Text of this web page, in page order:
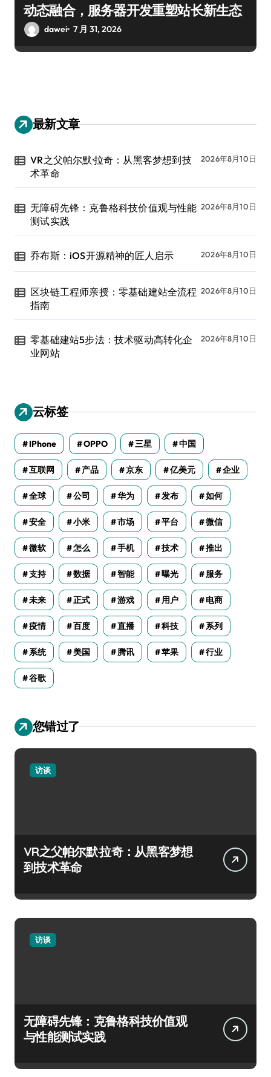
动态融合，服务器开发重塑站长新生态
dawei 7 月 31, 2026
最新文章
VR之父帕尔默·拉奇：从黑客梦想到技
术革命
2026年8月10日
无障碍先锋：克鲁格科技价值观与性能
测试实践
2026年8月10日
乔布斯：iOS开源精神的匠人启示 2026年8月10日
区块链工程师亲授：零基础建站全流程
指南
2026年8月10日
零基础建站5步法：技术驱动高转化企
业网站
2026年8月10日
云标签
IPhone OPPO 三星 中国
互联网 产品 京东 亿美元 企业
全球 公司 华为 发布 如何
安全 小米 市场 平台 微信
微软 怎么 手机 技术 推出
支持 数据 智能 曝光 服务
未来 正式 游戏 用户 电商
疫情 百度 直播 科技 系列
系统 美国 腾讯 苹果 行业
谷歌
您错过了
访谈
VR之父帕尔默·拉奇：从黑客梦想
到技术革命
访谈
无障碍先锋：克鲁格科技价值观
与性能测试实践